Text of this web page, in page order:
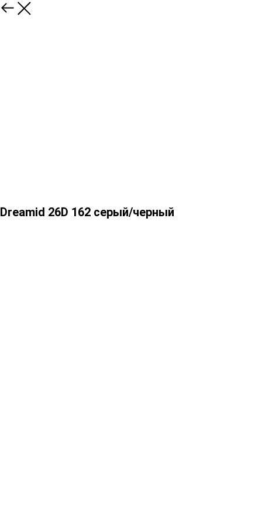
Dreamid 26D 162 серый/черный